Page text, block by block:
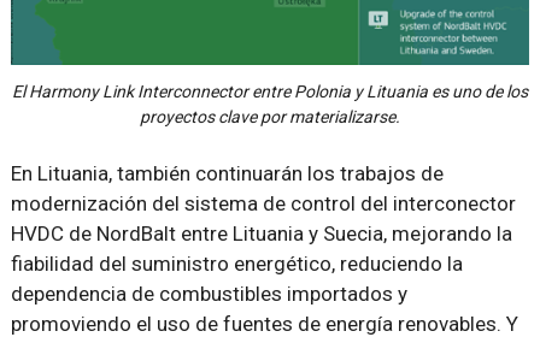
El Harmony Link Interconnector entre Polonia y Lituania es uno de los
proyectos clave por materializarse.
En Lituania, también continuarán los trabajos de
modernización del sistema de control del interconector
HVDC de NordBalt entre Lituania y Suecia, mejorando la
fiabilidad del suministro energético, reduciendo la
dependencia de combustibles importados y
promoviendo el uso de fuentes de energía renovables. Y